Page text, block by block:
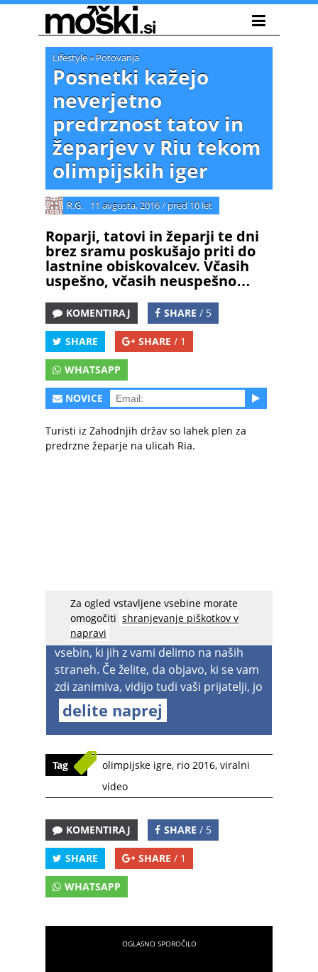
Lifestyle» Potovanja
Posnetki kažejo
neverjetno
predrznost tatov in
žeparjev v Riu tekom
olimpijskih iger
R.G. 11 avgusta, 2016/ pred 10 let
Roparji, tatovi in žeparji te dni
brez sramu poskušajo priti do
lastnine obiskovalcev. Včasih
uspešno, včasih neuspešno…
KOMENTIRAJ SHARE / 5
SHARE SHARE / 1
WHATSAPP
NOVICE
Turisti iz Zahodnjih držav so lahek plen za
predrzne žeparje na ulicah Ria.
Za ogled vstavljene vsebine morate
omogočiti shranjevanje piškotkov v
napravi
acebook spreminja nastavitve, zato
boste v prihodnje lahko videvali manj
vsebin, ki jih z vami delimo na naših
straneh. Če želite, da objavo, ki se vam
zdi zanimiva, vidijo tudi vaši prijatelji, jo
delite naprej
Tag olimpijske igre, rio 2016, viralni
video
KOMENTIRAJ SHARE / 5
SHARE SHARE / 1
WHATSAPP